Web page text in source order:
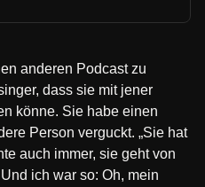
anderen Podcast zu
dass sie mit jener
könne. Sie habe einen
Person verguckt. „Sie hat
auch immer, sie geht von
ich war so: Oh, mein